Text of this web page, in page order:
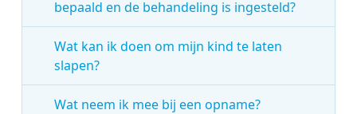
bepaald en de behandeling is ingesteld?
Wat kan ik doen om mijn kind te laten
slapen?
Wat neem ik mee bij een opname?